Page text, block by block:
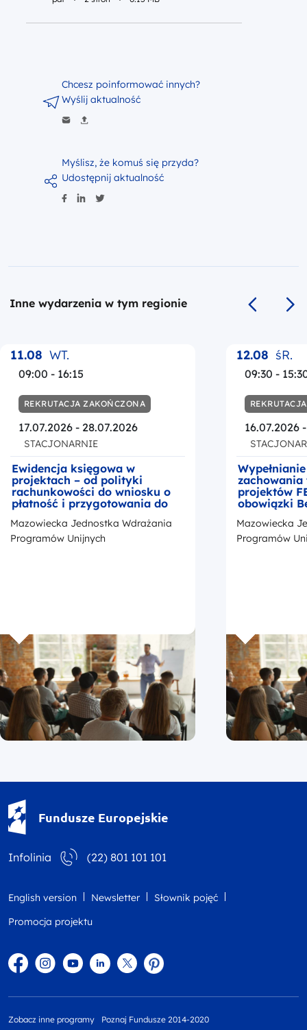
Myślisz, że komuś się przyda?
Udostępnij aktualność
Chcesz poinformować innych?
Wyślij aktualność
Inne wydarzenia w tym regionie
Poprzedni
11.08 WT.
09:00 - 16:15
REKRUTACJA ZAKOŃCZONA
17.07.2026 - 28.07.2026
STACJONARNIE
Ewidencja księgowa w
projektach – od polityki
rachunkowości do wniosku o
płatność i przygotowania do
kontroli
Mazowiecka Jednostka Wdrażania
Programów Unijnych
12.08 śR.
09:30 -
16.07.2026
zachowania
projektów
obowiązki
okresie
z
promocji
Mazowiecka
Programów
Fundusze Europejskie
Infolinia (22) 801 101 101
English version Newsletter
Słownik pojęć
Promocja projektu
FacebookInstagram
YouTubeLinkedintwitterPinterest
Zobacz inne programy Poznaj Fundusze 2014-2020